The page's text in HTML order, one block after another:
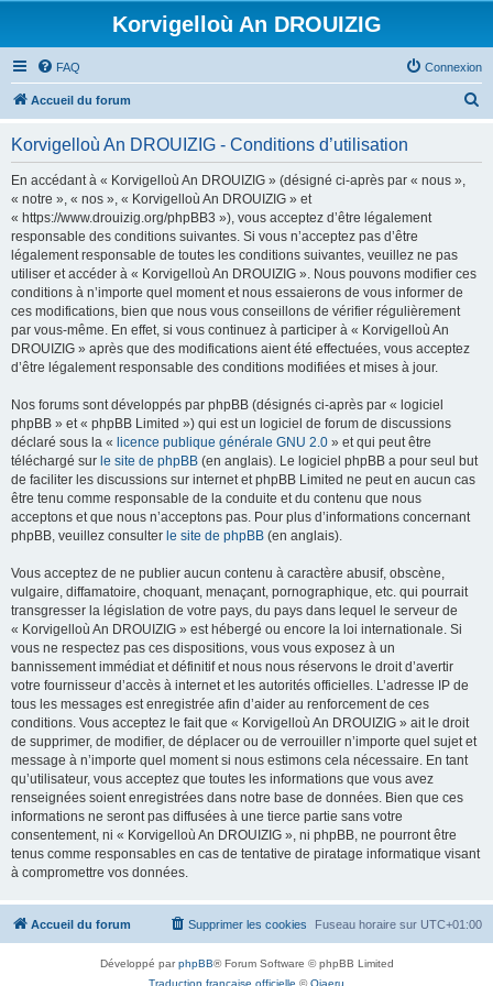
Korvigelloù An DROUIZIG
FAQ Connexion
Accueil du forum
Korvigelloù An DROUIZIG - Conditions d’utilisation
En accédant à « Korvigelloù An DROUIZIG » (désigné ci-après par « nous »,
« notre », « nos », « Korvigelloù An DROUIZIG » et
« https://www.drouizig.org/phpBB3 »), vous acceptez d’être légalement
responsable des conditions suivantes. Si vous n’acceptez pas d’être
légalement responsable de toutes les conditions suivantes, veuillez ne pas
utiliser et accéder à « Korvigelloù An DROUIZIG ». Nous pouvons modifier ces
conditions à n’importe quel moment et nous essaierons de vous informer de
ces modifications, bien que nous vous conseillons de vérifier régulièrement
par vous-même. En effet, si vous continuez à participer à « Korvigelloù An
DROUIZIG » après que des modifications aient été effectuées, vous acceptez
d’être légalement responsable des conditions modifiées et mises à jour.
Nos forums sont développés par phpBB (désignés ci-après par « logiciel
phpBB » et « phpBB Limited ») qui est un logiciel de forum de discussions
déclaré sous la « licence publique générale GNU 2.0 » et qui peut être
téléchargé sur le site de phpBB (en anglais). Le logiciel phpBB a pour seul but
de faciliter les discussions sur internet et phpBB Limited ne peut en aucun cas
être tenu comme responsable de la conduite et du contenu que nous
acceptons et que nous n’acceptons pas. Pour plus d’informations concernant
phpBB, veuillez consulter le site de phpBB (en anglais).
Vous acceptez de ne publier aucun contenu à caractère abusif, obscène,
vulgaire, diffamatoire, choquant, menaçant, pornographique, etc. qui pourrait
transgresser la législation de votre pays, du pays dans lequel le serveur de
« Korvigelloù An DROUIZIG » est hébergé ou encore la loi internationale. Si
vous ne respectez pas ces dispositions, vous vous exposez à un
bannissement immédiat et définitif et nous nous réservons le droit d’avertir
votre fournisseur d’accès à internet et les autorités officielles. L’adresse IP de
tous les messages est enregistrée afin d’aider au renforcement de ces
conditions. Vous acceptez le fait que « Korvigelloù An DROUIZIG » ait le droit
de supprimer, de modifier, de déplacer ou de verrouiller n’importe quel sujet et
message à n’importe quel moment si nous estimons cela nécessaire. En tant
qu’utilisateur, vous acceptez que toutes les informations que vous avez
renseignées soient enregistrées dans notre base de données. Bien que ces
informations ne seront pas diffusées à une tierce partie sans votre
consentement, ni « Korvigelloù An DROUIZIG », ni phpBB, ne pourront être
tenus comme responsables en cas de tentative de piratage informatique visant
à compromettre vos données.
Accueil du forum Fuseau horaire sur UTC+01:00
Supprimer les cookies
Développé parphpBB® Forum Software © phpBB Limited
Traduction française officielle ©Qiaeru